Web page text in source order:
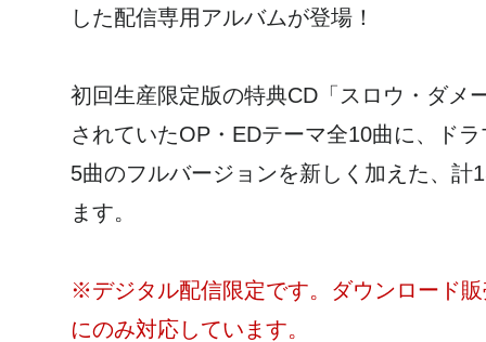
した配信専用アルバムが登場！
初回生産限定版の特典CD「スロウ・ダメ
されていたOP・EDテーマ全10曲に、ド
5曲のフルバージョンを新しく加えた、計
ます。
※デジタル配信限定です。ダウンロード
にのみ対応しています。